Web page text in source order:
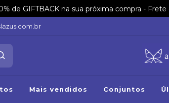
de GIFTBACK na sua próxima compra -
Mais vendidos Conjuntos